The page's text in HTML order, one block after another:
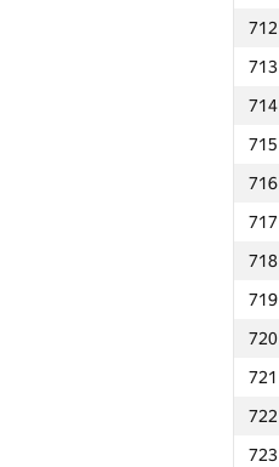
712
713
714
715
716
717
718
719
720
721
722
723